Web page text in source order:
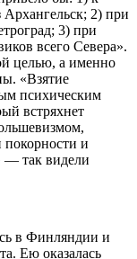
2) при
3) при
всего Севера».
целью, а именно
«Взятие
психическим
встряхнет
покорности и
— так видели
в Финляндии и
Ею оказалась